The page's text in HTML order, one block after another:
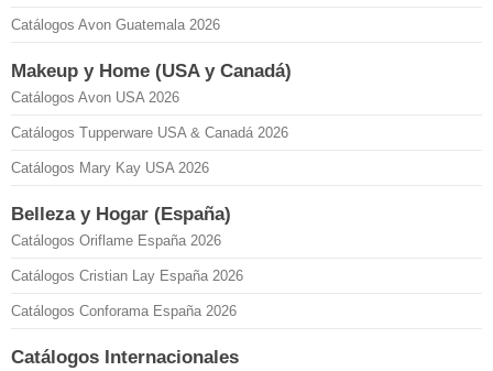
Catálogos Avon Guatemala 2026
Makeup y Home (USA y Canadá)
Catálogos Avon USA 2026
Catálogos Tupperware USA & Canadá 2026
Catálogos Mary Kay USA 2026
Belleza y Hogar (España)
Catálogos Oriflame España 2026
Catálogos Cristian Lay España 2026
Catálogos Conforama España 2026
Catálogos Internacionales